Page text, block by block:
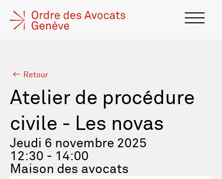
Retour
Atelier de procédure
civile - Les novas
Jeudi 6 novembre 2025
12:30 - 14:00
Maison des avocats